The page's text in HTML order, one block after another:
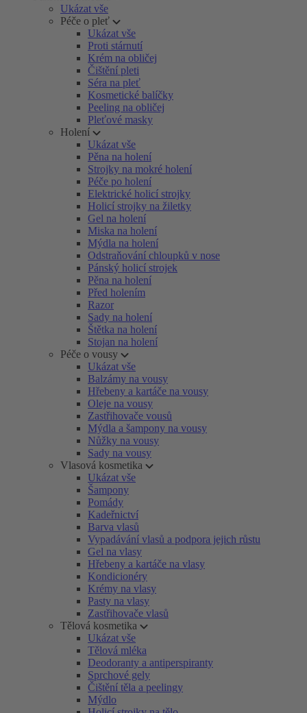
Ukázat vše
Péče o pleť
Ukázat vše
Proti stárnutí
Krém na obličej
Čištění pleti
Séra na pleť
Kosmetické balíčky
Peeling na obličej
Pleťové masky
Holení
Ukázat vše
Pěna na holení
Strojky na mokré holení
Péče po holení
Elektrické holicí strojky
Holicí strojky na žiletky
Gel na holení
Miska na holení
Mýdla na holení
Odstraňování chloupků v nose
Pánský holicí strojek
Pěna na holení
Před holením
Razor
Sady na holení
Štětka na holení
Stojan na holení
Péče o vousy
Ukázat vše
Balzámy na vousy
Hřebeny a kartáče na vousy
Oleje na vousy
Zastřihovače vousů
Mýdla a šampony na vousy
Nůžky na vousy
Sady na vousy
Vlasová kosmetika
Ukázat vše
Šampony
Pomády
Kadeřnictví
Barva vlasů
Vypadávání vlasů a podpora jejich růstu
Gel na vlasy
Hřebeny a kartáče na vlasy
Kondicionéry
Krémy na vlasy
Pasty na vlasy
Zastřihovače vlasů
Tělová kosmetika
Ukázat vše
Tělová mléka
Deodoranty a antiperspiranty
Sprchové gely
Čištění těla a peelingy
Mýdlo